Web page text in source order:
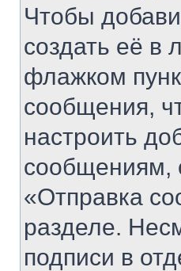
Чтобы
создать её в
флажком
сообщения,
настроить
сообщениям,
«Отправка
разделе.
подписи в